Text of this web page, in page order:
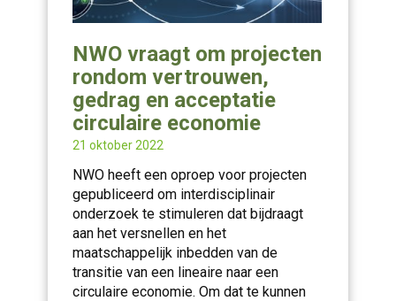
NWO vraagt om projecten
rondom vertrouwen,
gedrag en acceptatie
circulaire economie
21 oktober 2022
NWO heeft een oproep voor projecten
gepubliceerd om interdisciplinair
onderzoek te stimuleren dat bijdraagt
aan het versnellen en het
maatschappelijk inbedden van de
transitie van een lineaire naar een
circulaire economie. Om dat te kunnen